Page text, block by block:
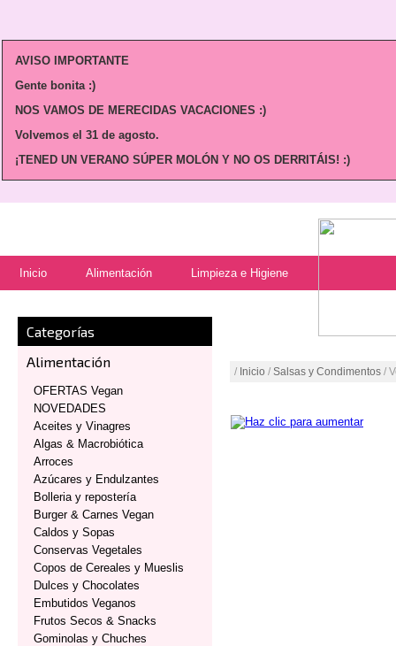
AVISO IMPORTANTE
Gente bonita :)
NOS VAMOS DE MERECIDAS VACACIONES :)
Volvemos el 31 de agosto.
¡TENED UN VERANO SÚPER MOLÓN Y NO OS DERRITÁIS! :)
Inicio Alimentación Limpieza e Higiene
Categorías
Alimentación
OFERTAS Vegan
NOVEDADES
Aceites y Vinagres
Algas & Macrobiótica
Arroces
Azúcares y Endulzantes
Bolleria y repostería
Burger & Carnes Vegan
Caldos y Sopas
Conservas Vegetales
Copos de Cereales y Mueslis
Dulces y Chocolates
Embutidos Veganos
Frutos Secos & Snacks
Gominolas y Chuches
/ Inicio / Salsas y Condimentos /